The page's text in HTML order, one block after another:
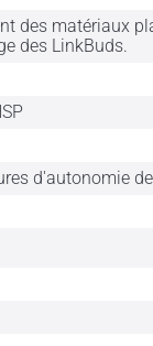
des matériaux
des LinkBuds.
d'autonomie